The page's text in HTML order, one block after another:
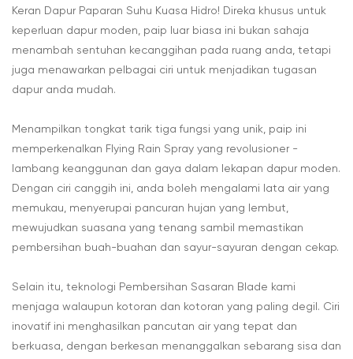
Keran Dapur Paparan Suhu Kuasa Hidro! Direka khusus untuk
keperluan dapur moden, paip luar biasa ini bukan sahaja
menambah sentuhan kecanggihan pada ruang anda, tetapi
juga menawarkan pelbagai ciri untuk menjadikan tugasan
dapur anda mudah.
Menampilkan tongkat tarik tiga fungsi yang unik, paip ini
memperkenalkan Flying Rain Spray yang revolusioner -
lambang keanggunan dan gaya dalam lekapan dapur moden.
Dengan ciri canggih ini, anda boleh mengalami lata air yang
memukau, menyerupai pancuran hujan yang lembut,
mewujudkan suasana yang tenang sambil memastikan
pembersihan buah-buahan dan sayur-sayuran dengan cekap.
Selain itu, teknologi Pembersihan Sasaran Blade kami
menjaga walaupun kotoran dan kotoran yang paling degil. Ciri
inovatif ini menghasilkan pancutan air yang tepat dan
berkuasa, dengan berkesan menanggalkan sebarang sisa dan